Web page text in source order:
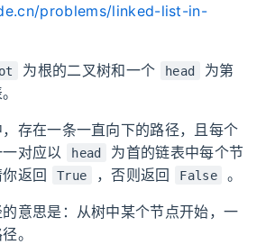
problems/linked-list-in-
为根的二叉树和一个 head
为第
存在一条一直向下的路径，且每个
对应以
head
为首的链表中每个节
返回
True ，否则返回 False 。
意思是：从树中某个节点开始，一
。